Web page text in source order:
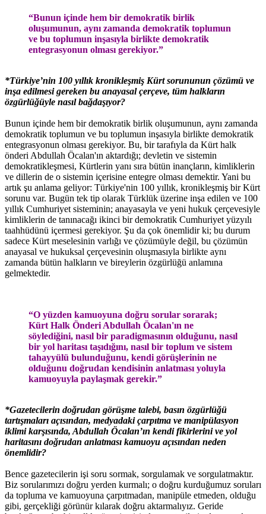
“Bunun içinde hem bir demokratik birlik
oluşumunun, aynı zamanda demokratik toplumun
ve bu toplumun inşasıyla birlikte demokratik
entegrasyonun olması gerekiyor.”
*Türkiye’nin 100 yıllık kronikleşmiş Kürt sorununun çözümü ve
inşa edilmesi gereken bu anayasal çerçeve, tüm halkların
özgürlüğüyle nasıl bağdaşıyor?
Bunun içinde hem bir demokratik birlik oluşumunun, aynı zamanda
demokratik toplumun ve bu toplumun inşasıyla birlikte demokratik
entegrasyonun olması gerekiyor. Bu, bir tarafıyla da Kürt halk
önderi Abdullah Öcalan'ın aktardığı; devletin ve sistemin
demokratikleşmesi, Kürtlerin yanı sıra bütün inançların, kimliklerin
ve dillerin de o sistemin içerisine entegre olması demektir. Yani bu
artık şu anlama geliyor: Türkiye'nin 100 yıllık, kronikleşmiş bir Kürt
sorunu var. Bugün tek tip olarak Türklük üzerine inşa edilen ve 100
yıllık Cumhuriyet sisteminin; anayasayla ve yeni hukuk çerçevesiyle
kimliklerin de tanınacağı ikinci bir demokratik Cumhuriyet yüzyılı
taahhüdünü içermesi gerekiyor. Şu da çok önemlidir ki; bu durum
sadece Kürt meselesinin varlığı ve çözümüyle değil, bu çözümün
anayasal ve hukuksal çerçevesinin oluşmasıyla birlikte aynı
zamanda bütün halkların ve bireylerin özgürlüğü anlamına
gelmektedir.
“O yüzden kamuoyuna doğru sorular sorarak;
Kürt Halk Önderi Abdullah Öcalan'ın ne
söylediğini, nasıl bir paradigmasının olduğunu, nasıl
bir yol haritası taşıdığını, nasıl bir toplum ve sistem
tahayyülü bulunduğunu, kendi görüşlerinin ne
olduğunu doğrudan kendisinin anlatması yoluyla
kamuoyuyla paylaşmak gerekir.”
*Gazetecilerin doğrudan görüşme talebi, basın özgürlüğü
tartışmaları açısından, medyadaki çarpıtma ve manipülasyon
iklimi karşısında, Abdullah Öcalan’ın kendi fikirlerini ve yol
haritasını doğrudan anlatması kamuoyu açısından neden
önemlidir?
Bence gazetecilerin işi soru sormak, sorgulamak ve sorgulatmaktır.
Biz sorularımızı doğru yerden kurmalı; o doğru kurduğumuz soruları
da topluma ve kamuoyuna çarpıtmadan, manipüle etmeden, olduğu
gibi, gerçekliği görünür kılarak doğru aktarmalıyız. Geride